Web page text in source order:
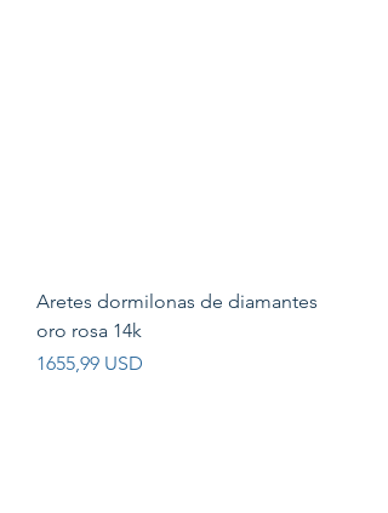
Aretes dormilonas de diamantes
oro rosa 14k
Prezzo
1655,99 USD